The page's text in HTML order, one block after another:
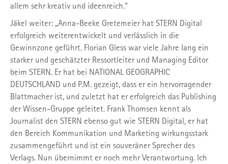
allem sehr kreativ und ideenreich.“
Jäkel weiter: „Anna-Beeke Gretemeier hat STERN Digital
erfolgreich weiterentwickelt und verlässlich in die
Gewinnzone geführt. Florian Gless war viele Jahre lang ein
starker und geschätzter Ressortleiter und Managing Editor
beim STERN. Er hat bei NATIONAL GEOGRAPHIC
DEUTSCHLAND und P.M. gezeigt, dass er ein hervorragender
Blattmacher ist, und zuletzt hat er erfolgreich das Publishing
der Wissen-Gruppe geleitet. Frank Thomsen kennt als
Journalist den STERN ebenso gut wie STERN Digital, er hat
den Bereich Kommunikation und Marketing wirkungsstark
zusammengeführt und ist ein souveräner Sprecher des
Verlags. Nun übernimmt er noch mehr Verantwortung. Ich